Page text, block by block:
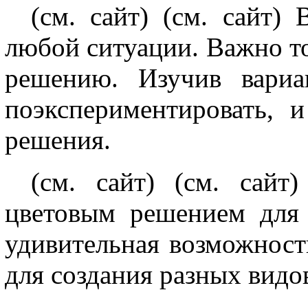
(см. сайт) (см. сайт)
любой ситуации. Важно
решению. Изучив
решения.
(см. сайт) (см.
цветовым решением
удивительная
для создания разных